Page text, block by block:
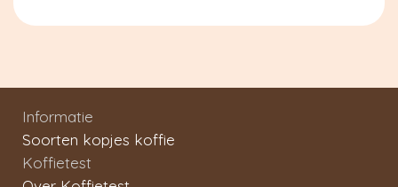
Informatie
Soorten kopjes koffie
Koffietest